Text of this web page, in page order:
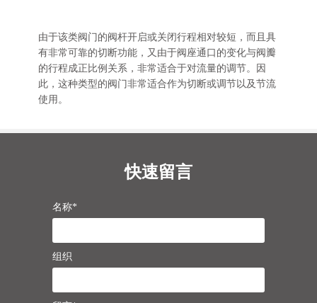
由于该类阀门的阀杆开启或关闭行程相对较短，而且具
有非常可靠的切断功能，又由于阀座通口的变化与阀瓣
的行程成正比例关系，非常适合于对流量的调节。因
此，这种类型的阀门非常适合作为切断或调节以及节流
使用。
快速留言
名称*
组织